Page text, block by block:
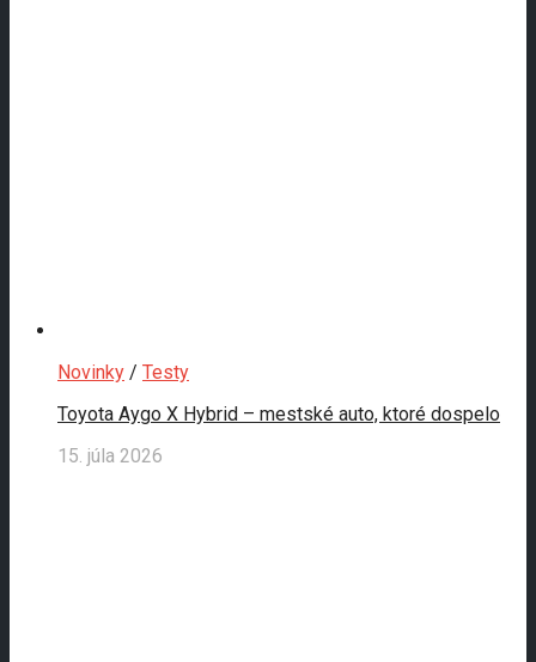
Novinky / Testy
Toyota Aygo X Hybrid – mestské auto, ktoré dospelo
15. júla 2026